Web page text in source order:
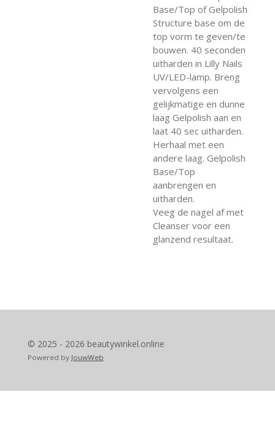
Base/Top of Gelpolish
Structure base om de
top vorm te geven/te
bouwen. 40 seconden
uitharden in Lilly Nails
UV/LED-lamp. Breng
vervolgens een
gelijkmatige en dunne
laag Gelpolish aan en
laat 40 sec uitharden.
Herhaal met een
andere laag. Gelpolish
Base/Top
aanbrengen en
uitharden.
Veeg de nagel af met
Cleanser voor een
glanzend resultaat.
© 2025 - 2026 beautywinkel.online
Powered by JouwWeb